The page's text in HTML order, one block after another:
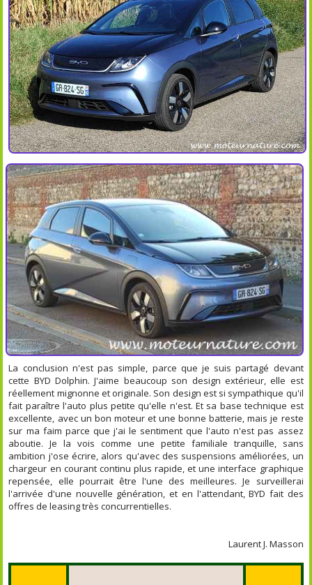
La conclusion n'est pas simple, parce que je suis partagé devant
cette BYD Dolphin. J'aime beaucoup son design extérieur, elle est
réellement mignonne et originale. Son design est si sympathique qu'il
fait paraître l'auto plus petite qu'elle n'est. Et sa base technique est
excellente, avec un bon moteur et une bonne batterie, mais je reste
sur ma faim parce que j'ai le sentiment que l'auto n'est pas assez
aboutie. Je la vois comme une petite familiale tranquille, sans
ambition j'ose écrire, alors qu'avec des suspensions améliorées, un
chargeur en courant continu plus rapide, et une interface graphique
repensée, elle pourrait être l'une des meilleures. Je surveillerai
l'arrivée d'une nouvelle génération, et en l'attendant, BYD fait des
offres de leasing très concurrentielles.
Laurent J. Masson